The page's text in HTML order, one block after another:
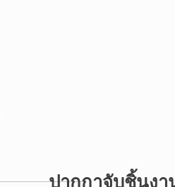
ปากกาจับชิ้นงา